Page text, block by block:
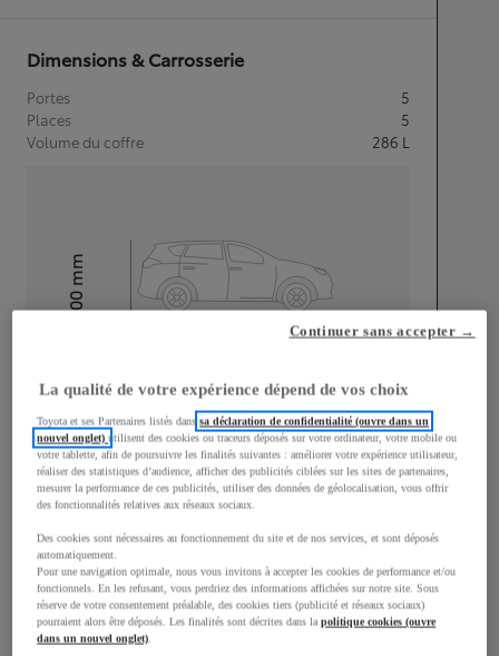
Dimensions & Carrosserie
Portes
5
Places
5
Volume du coffre
286 L
Hauteur
1 500
mm
1 745
Consommation mixte
La qualité de votre expérience dépend de vos choix
Toyota et ses Partenaires listés danssa déclaration de confidentialité (ouvre dans un
nouvel onglet)utilisent des cookies ou traceurs déposés sur votre ordinateur, votre mobile ou
votre tablette, afin de poursuivre les finalités suivantes : améliorer votre expérience utilisateur,
réaliser des statistiques d’audience, afficher des publicités ciblées sur les sites de partenaires,
mesurer la performance de ces publicités, utiliser des données de géolocalisation, vous offrir
des fonctionnalités relatives aux réseaux sociaux.
Des cookies sont nécessaires au fonctionnement du site et de nos services, et sont déposés
automatiquement.
Pour une navigation optimale, nous vous invitons à accepter les cookies de performance et/ou
fonctionnels. En les refusant, vous perdriez des informations affichées sur notre site. Sous
réserve de votre consentement préalable, des cookies tiers (publicité et réseaux sociaux)
pourraient alors être déposés. Les finalités sont décrites dans lapolitique cookies (ouvre
dans un nouvel onglet).
Continuer sans accepter →